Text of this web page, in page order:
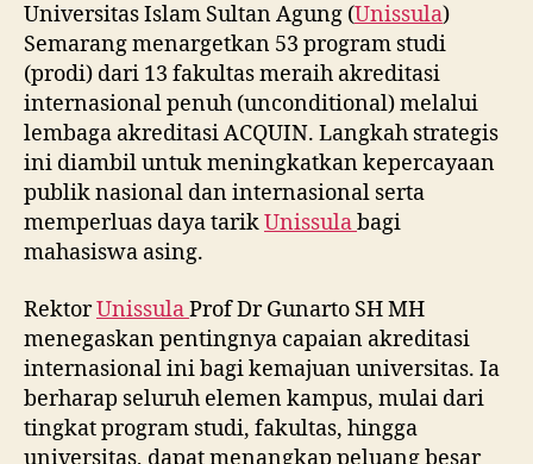
Universitas Islam Sultan Agung (Unissula)
Semarang menargetkan 53 program studi
(prodi) dari 13 fakultas meraih akreditasi
internasional penuh (unconditional) melalui
lembaga akreditasi ACQUIN. Langkah strategis
ini diambil untuk meningkatkan kepercayaan
publik nasional dan internasional serta
memperluas daya tarikUnissulabagi
mahasiswa asing.
RektorUnissulaProf Dr Gunarto SH MH
menegaskan pentingnya capaian akreditasi
internasional ini bagi kemajuan universitas. Ia
berharap seluruh elemen kampus, mulai dari
tingkat program studi, fakultas, hingga